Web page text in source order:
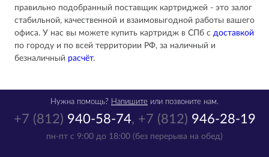
правильно подобранный поставщик картриджей - это залог
стабильной, качественной и взаимовыгодной работы вашего
офиса. У нас вы можете купить картридж в СПб с доставкой
по городу и по всей территории РФ, за наличный и
безналичный расчёт.
+7 (812) 940-58-74, +7 (812) 946-28-19
пн-пт с 9:00 до 18:00 (без перерыва на обед)
Нужна помощь? Напишите или позвоните нам.